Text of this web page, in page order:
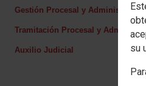
su
Gestión Procesal y Administrativa
Tramitación Procesal y
Auxilio Judicial